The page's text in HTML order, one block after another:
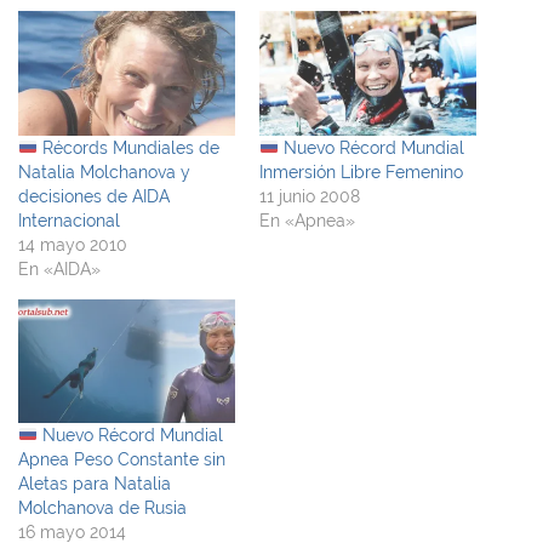
Récords Mundiales de
Natalia Molchanova y
decisiones de AIDA
Internacional
14 mayo 2010
En «AIDA»
Nuevo Récord Mundial
Inmersión Libre Femenino
11 junio 2008
En «Apnea»
Nuevo Récord Mundial
Apnea Peso Constante sin
Aletas para Natalia
Molchanova de Rusia
16 mayo 2014